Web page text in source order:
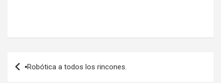
Navegación
de
▪︎Robótica a todos los rincones.